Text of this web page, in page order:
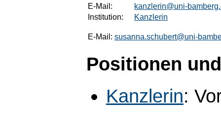
E-Mail:
kanzlerin@uni-
Institution:
Kanzlerin
E-Mail: susanna.schubert@uni-
Positionen
Kanzlerin: